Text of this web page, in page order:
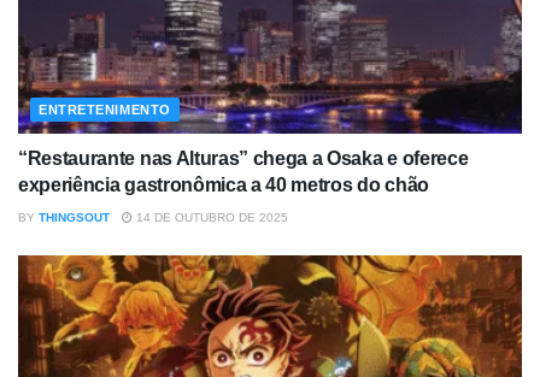
ENTRETENIMENTO
“Restaurante nas Alturas” chega a Osaka e oferece
experiência gastronômica a 40 metros do chão
BY THINGSOUT 14 DE OUTUBRO DE 2025